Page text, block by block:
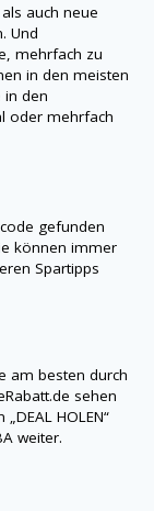
auch neue
Und
mehrfach zu
in den meisten
in den
oder mehrfach
gefunden
können immer
Spartipps
am besten durch
sehen
HOLEN“
weiter.